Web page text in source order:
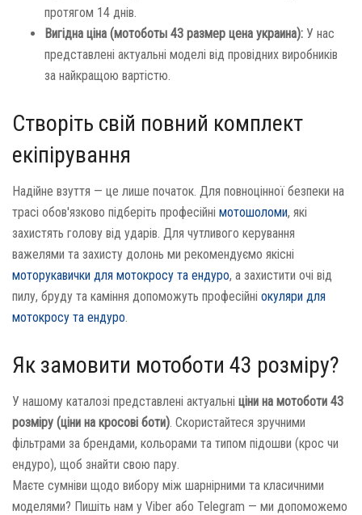
протягом 14 днів.
Вигідна ціна (мотоботы 43 размер цена украина): У нас
представлені актуальні моделі від провідних виробників
за найкращою вартістю.
Створіть свій повний комплект
екіпірування
Надійне взуття — це лише початок. Для повноцінної безпеки на
трасі обов'язково підберіть професійні мотошоломи, які
захистять голову від ударів. Для чутливого керування
важелями та захисту долонь ми рекомендуємо якісні
моторукавички для мотокросу та ендуро, а захистити очі від
пилу, бруду та каміння допоможуть професійні окуляри для
мотокросу та ендуро.
Як замовити мотоботи 43 розміру?
У нашому каталозі представлені актуальні ціни на мотоботи 43
розміру (ціни на кросові боти). Скористайтеся зручними
фільтрами за брендами, кольорами та типом підошви (крос чи
ендуро), щоб знайти свою пару.
Маєте сумніви щодо вибору між шарнірними та класичними
моделями? Пишіть нам у Viber або Telegram — ми допоможемо